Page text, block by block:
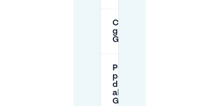
C'è parcheggio
gratuito a
Gesundbrunnen?
Posso
parcheggiare
durante la notte
al garage del
Gesundbrunnen